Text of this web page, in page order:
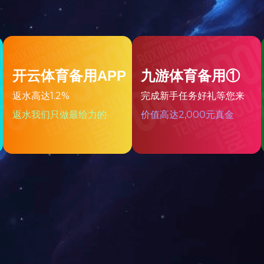
料详情请到服务与支持—技术资料下载